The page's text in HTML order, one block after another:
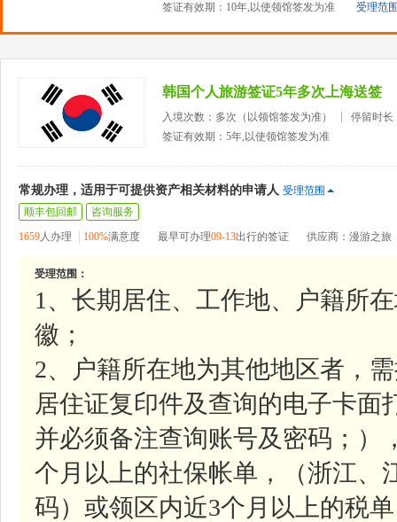
签证有效期：10年,以使领馆签发为准
受理范
韩国个人旅游签证5年多次上海送签
入境次数：多次（以领馆签发为准）
停留时长
签证有效期：5年,以使领馆签发为准
常规办理，适用于可提供资产相关材料的申请人 受理范围
顺丰包回邮
咨询服务
1659人办理 100%满意度 最早可办理09-13出行的签证 供应商：漫游之旅
受理范围：
1、长期居住、工作地、户籍所
徽；
2、户籍所在地为其他地区者，
居住证复印件及查询的电子卡面
并必须备注查询账号及密码；）
个月以上的社保帐单，（浙江、
码）或领区内近3个月以上的税